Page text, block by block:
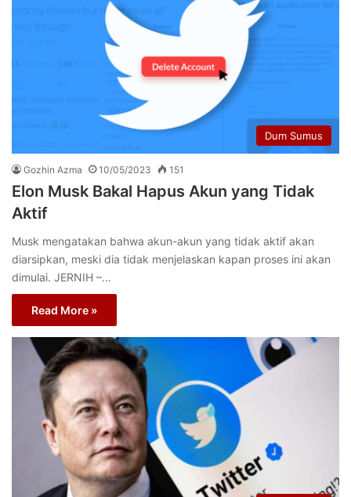
Dum Sumus
Gozhin Azma 10/05/2023 151
Elon Musk Bakal Hapus Akun yang Tidak
Aktif
Musk mengatakan bahwa akun-akun yang tidak aktif akan
diarsipkan, meski dia tidak menjelaskan kapan proses ini akan
dimulai. JERNIH –…
Read More »